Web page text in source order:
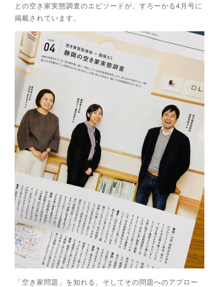
との空き家実態調査のエピソードが、すろーかる4月号に
掲載されています。
「空き家問題」を知れる、そしてその問題へのアプロー